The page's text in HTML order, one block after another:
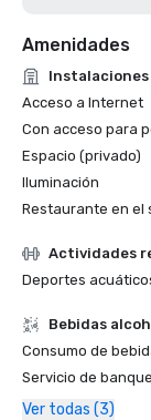
Amenidades
Instalaciones
Acceso a Internet
Con acceso para
Espacio (privado)
Iluminación
Restaurante en el
Actividades
Deportes
Bebidas
Consumo de
Servicio de
Ver todas (3)